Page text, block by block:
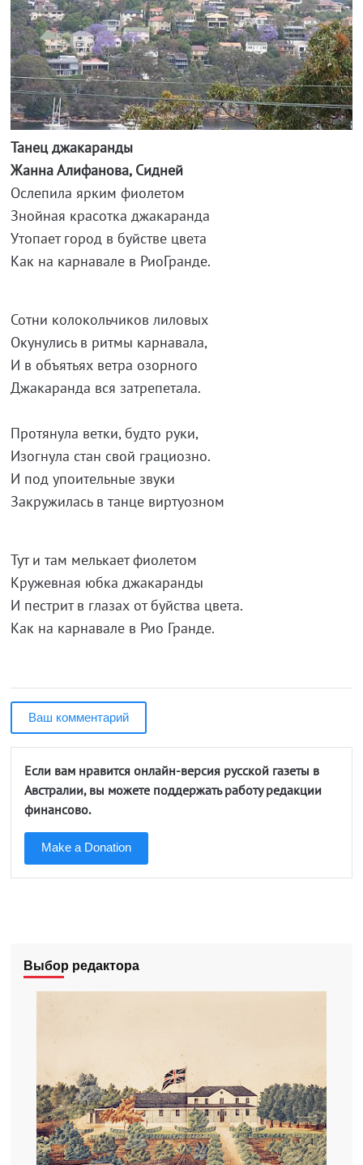
Танец джакаранды
Жанна Алифанова, Сидней
Ослепила ярким фиолетом
Знойная красотка джакаранда
Утопает город в буйстве цвета
Как на карнавале в РиоГранде.
Сотни колокольчиков лиловых
Окунулись в ритмы карнавала,
И в объятьях ветра озорного
Джакаранда вся затрепетала.
Протянула ветки, будто руки,
Изогнула стан свой грациозно.
И под упоительные звуки
Закружилась в танце виртуозном
Тут и там мелькает фиолетом
Кружевная юбка джакаранды
И пестрит в глазах от буйства цвета.
Как на карнавале в Рио Гранде.
Ваш комментарий
Если вам нравится онлайн-версия русской газеты в
Австралии, вы можете поддержать работу редакции
финансово.
Make a Donation
Выбор редактора